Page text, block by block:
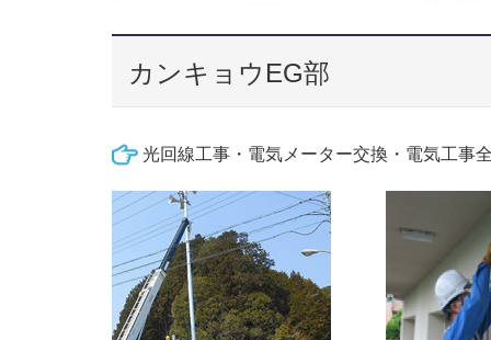
カンキョウEG部
光回線工事・電気メーター交換・電気工事